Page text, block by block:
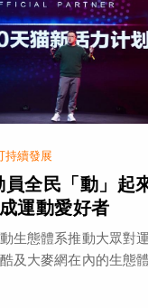
持續發展
員全民「動」起
運動愛好者
生態體系推動大眾對
及大麥網在內的生態